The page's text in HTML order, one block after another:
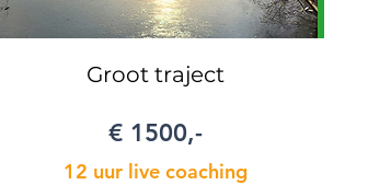
Groot traject
€ 1500,-
12 uur live coaching